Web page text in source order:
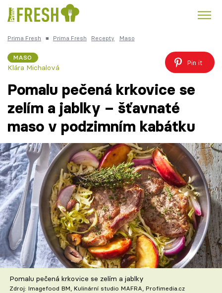
Česká kuchyně
Témata
Recepty
Články
TV Program
Škola vaření
Recepty z TV
Speciál: Cuketa
Prima Fresh ■ Prima Fresh Recepty Maso
MASO
Klára Michalová
Pin it
Pomalu pečená krkovice se
zelím a jablky – šťavnaté
maso v podzimním kabátku
Pomalu pečená krkovice se zelím a jablky
Zdroj: Imagefood BM, Kulinární studio MAFRA, Profimedia.cz